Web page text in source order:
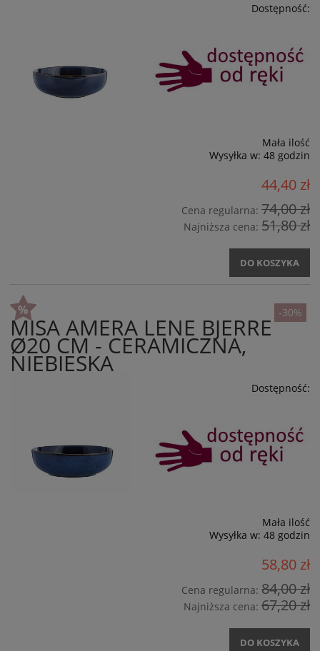
Dostępność:
Mała ilość
Wysyłka w: 48 godzin
44,40 zł
Cena regularna: 74,00 zł
Najniższa cena: 51,80 zł
DO KOSZYKA
MISA AMERA LENE BJERRE
Ø20 CM - CERAMICZNA,
NIEBIESKA
Dostępność:
Mała ilość
Wysyłka w: 48 godzin
58,80 zł
Cena regularna: 84,00 zł
Najniższa cena: 67,20 zł
DO KOSZYKA
-30%